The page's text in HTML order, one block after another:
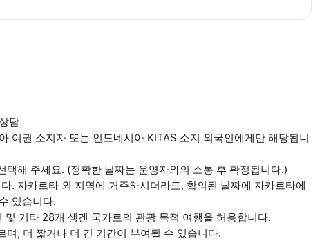
담
여권 소지자 또는 인도네시아 KITAS 소지 외국인에게만 해당됩니
해 주세요. (정확한 날짜는 운영자와의 소통 후 확정됩니다.)
. 자카르타 외 지역에 거주하시더라도, 합의된 날짜에 자카르타에
있습니다.
기타 28개 솅겐 국가로의 관광 목적 여행을 허용합니다.
, 더 짧거나 더 긴 기간이 부여될 수 있습니다.